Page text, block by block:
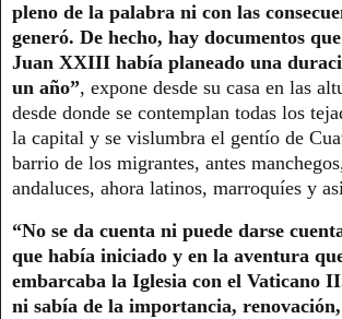
pleno de la palabra ni con las
generó. De hecho, hay documentos
Juan XXIII había planeado una
un año”, expone desde su casa en las
desde donde se contemplan todas los
la capital y se vislumbra el gentío de
barrio de los migrantes, antes
andaluces, ahora latinos, marroquíes y
“No se da cuenta ni puede darse
que había iniciado y en la aventura
embarcaba la Iglesia con el Vaticano
ni sabía de la importancia,